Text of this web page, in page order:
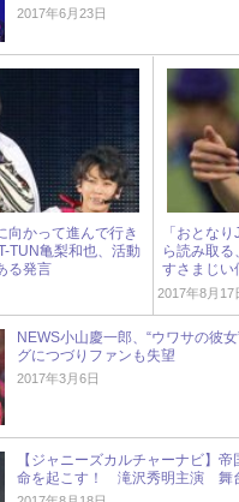
2017年6月23日
向かって進んで行き
TUN亀梨和也、活動
る発言
「おとな
ら読み取
すさまじい
2017年8月17
NEWS小山慶一郎、“ウワサの彼
グにつづりファンも失望
2017年3月6日
【ジャニーズカルチャーナビ】
命を起こす！ 滝沢秀明主演 舞